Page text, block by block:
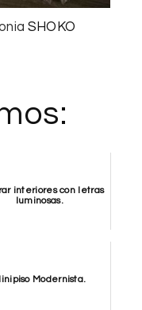
SHOKO
interiores con letras
luminosas.
Modernista.